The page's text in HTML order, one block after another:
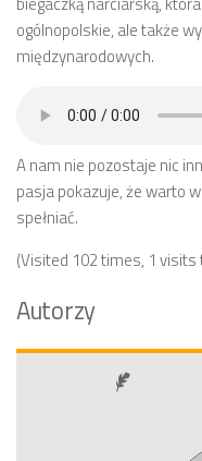
ogólnopolskie, ale także
międzynarodowych.
A nam nie pozostaje nic
pasja pokazuje, że warto
spełniać.
(Visited 102 times, 1 visits
Autorzy